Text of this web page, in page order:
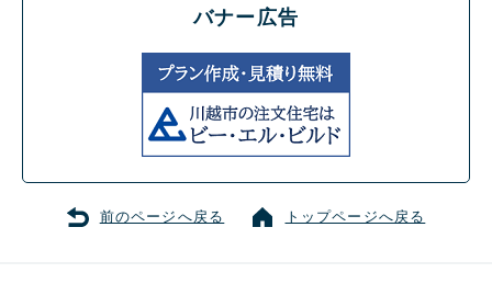
バナー広告
前のページへ戻る トップページへ戻る